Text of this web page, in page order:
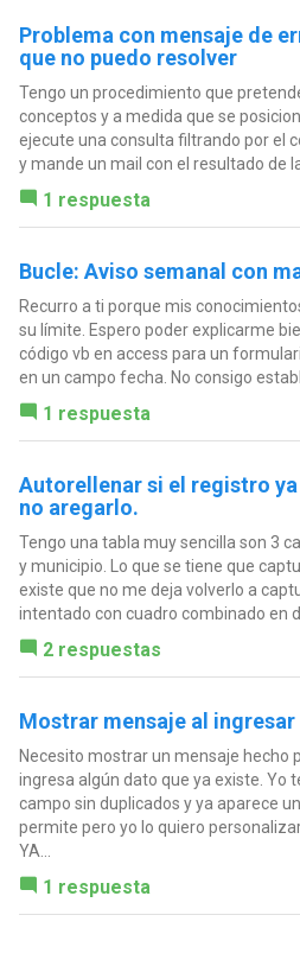
Problema con mensaje de
que no puedo resolver
Tengo un procedimiento que
conceptos y a medida que se
ejecute una consulta filtrando por el
y mande un mail con el resultado de
1 respuesta
Bucle: Aviso semanal con
Recurro a ti porque mis
su límite. Espero poder explicarme
código vb en access para un
en un campo fecha. No consigo
1 respuesta
Autorellenar si el registro
no aregarlo.
Tengo una tabla muy sencilla son 3
y municipio. Lo que se tiene que
existe que no me deja volverlo a
intentado con cuadro combinado en
2 respuestas
Mostrar mensaje al
Necesito mostrar un mensaje hecho
ingresa algún dato que ya existe. Yo
campo sin duplicados y ya aparece
permite pero yo lo quiero
YA...
1 respuesta